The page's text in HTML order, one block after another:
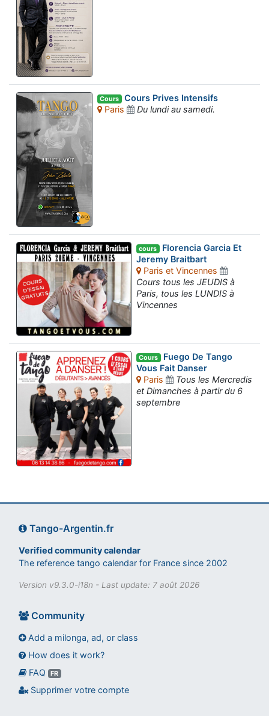
Cours Cours Prives Intensifs
Paris
Du lundi au samedi.
cours Florencia Garcia Et
Jeremy Braitbart
Paris et Vincennes
Cours tous les JEUDIS à
Paris, tous les LUNDIS à
Vincennes
Cours Fuego De Tango
Vous Fait Danser
Paris
Tous les Mercredis
et Dimanches à partir du 6
septembre
Tango-Argentin.fr
Verified community calendar
The reference tango calendar for France since 2002
Version v9.3.0-i18n - Last update: 7 août 2026
Community
Add a milonga, ad, or class
How does it work?
FAQ
FR
Supprimer votre compte
Assistant tango-argentin.fr
Questions sur les milongas, cours et stages